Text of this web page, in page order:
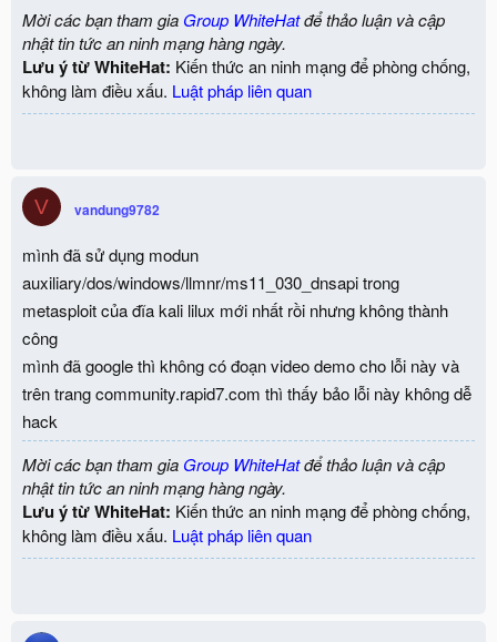
Mời các bạn tham gia Group WhiteHatđể thảo luận và cập
nhật tin tức an ninh mạng hàng ngày.
Lưu ý từ WhiteHat: Kiến thức an ninh mạng để phòng chống,
không làm điều xấu. Luật pháp liên quan
V vandung9782
mình đã sử dụng modun
auxiliary/dos/windows/llmnr/ms11_030_dnsapi trong
metasploit của đĩa kali lilux mới nhất rồi nhưng không thành
công
mình đã google thì không có đoạn video demo cho lỗi này và
trên trang community.rapid7.com thì thấy bảo lỗi này không dễ
hack
Mời các bạn tham gia Group WhiteHatđể thảo luận và cập
nhật tin tức an ninh mạng hàng ngày.
Lưu ý từ WhiteHat: Kiến thức an ninh mạng để phòng chống,
không làm điều xấu. Luật pháp liên quan